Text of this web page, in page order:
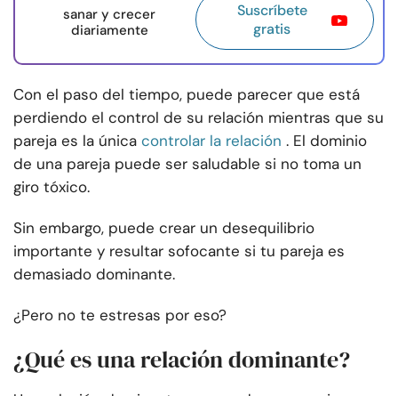
sanar y crecer
diariamente
Suscríbete
gratis
Con el paso del tiempo, puede parecer que está
perdiendo el control de su relación mientras que su
pareja es la única controlar la relación . El dominio
de una pareja puede ser saludable si no toma un
giro tóxico.
Sin embargo, puede crear un desequilibrio
importante y resultar sofocante si tu pareja es
demasiado dominante.
¿Pero no te estresas por eso?
¿Qué es una relación dominante?